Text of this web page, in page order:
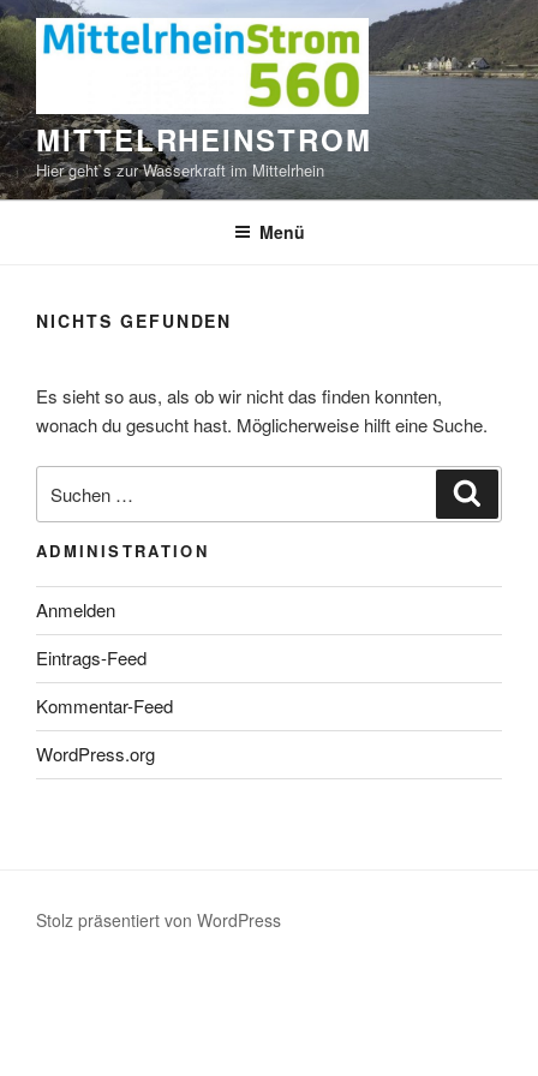
Zum
Inhalt
springen
MITTELRHEINSTROM
Hier geht`s zur Wasserkraft im Mittelrhein
Menü
NICHTS GEFUNDEN
Es sieht so aus, als ob wir nicht das finden konnten,
wonach du gesucht hast. Möglicherweise hilft eine Suche.
nach:
ADMINISTRATION
Anmelden
Eintrags-Feed
Kommentar-Feed
WordPress.org
Stolz präsentiert von WordPress